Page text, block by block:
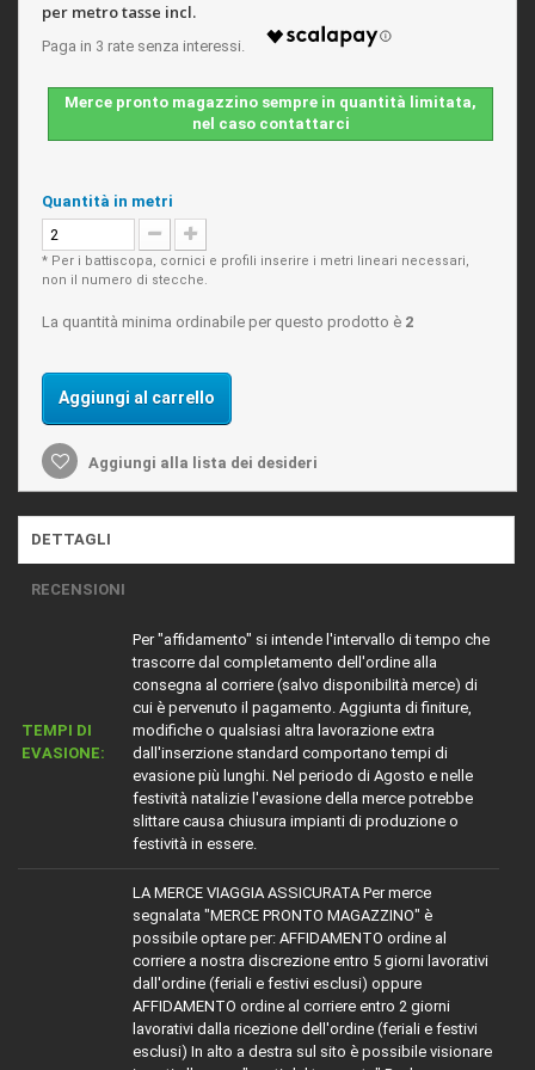
per metro tasse incl.
Merce pronto magazzino sempre in quantità limitata,
nel caso contattarci
Quantità in metri
* Per i battiscopa, cornici e profili inserire i metri lineari necessari,
non il numero di stecche.
La quantità minima ordinabile per questo prodotto è 2
Aggiungi al carrello
Aggiungi alla lista dei desideri
DETTAGLI
RECENSIONI
TEMPI DI
EVASIONE:
Per "affidamento" si intende l'intervallo di tempo che
trascorre dal completamento dell'ordine alla
consegna al corriere (salvo disponibilità merce) di
cui è pervenuto il pagamento. Aggiunta di finiture,
modifiche o qualsiasi altra lavorazione extra
dall'inserzione standard comportano tempi di
evasione più lunghi. Nel periodo di Agosto e nelle
festività natalizie l'evasione della merce potrebbe
slittare causa chiusura impianti di produzione o
festività in essere.
LA MERCE VIAGGIA ASSICURATA Per merce
segnalata "MERCE PRONTO MAGAZZINO" è
possibile optare per: AFFIDAMENTO ordine al
corriere a nostra discrezione entro 5 giorni lavorativi
dall'ordine (feriali e festivi esclusi) oppure
AFFIDAMENTO ordine al corriere entro 2 giorni
lavorativi dalla ricezione dell'ordine (feriali e festivi
esclusi) In alto a destra sul sito è possibile visionare